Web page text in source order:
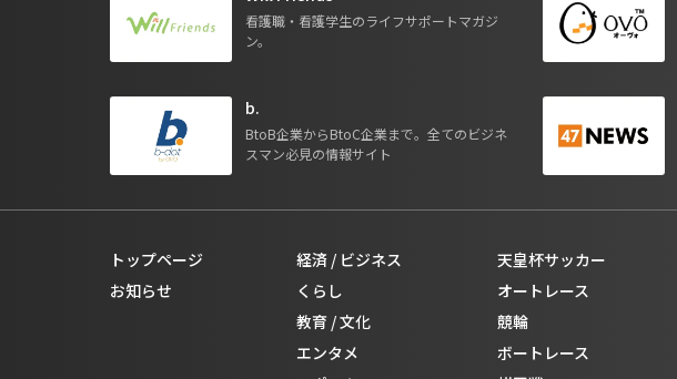
看護職・看護学生のライフサポートマガジ
ン。
b.
BtoB企業からBtoC企業まで。全てのビジネ
スマン必見の情報サイト
トップページ
お知らせ
経済 / ビジネス
くらし
教育 / 文化
エンタメ
天皇杯サッカー
オートレース
競輪
ボートレース